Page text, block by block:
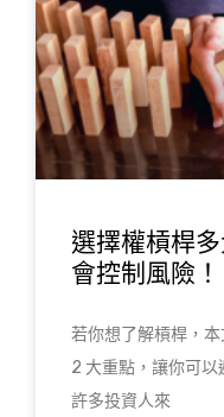
選擇權槓桿
會控制風險！
若你想了解槓桿，
2 大重點，讓你可
許多投資人來